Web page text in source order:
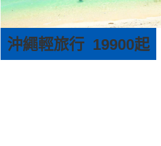
京阪神輕旅行 25900起